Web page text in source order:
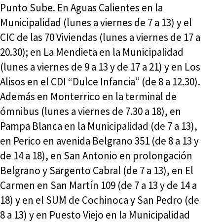
Punto Sube. En Aguas Calientes en la
Municipalidad (lunes a viernes de 7 a 13) y el
CIC de las 70 Viviendas (lunes a viernes de 17 a
20.30); en La Mendieta en la Municipalidad
(lunes a viernes de 9 a 13 y de 17 a 21) y en Los
Alisos en el CDI “Dulce Infancia” (de 8 a 12.30).
Además en Monterrico en la terminal de
ómnibus (lunes a viernes de 7.30 a 18), en
Pampa Blanca en la Municipalidad (de 7 a 13),
en Perico en avenida Belgrano 351 (de 8 a 13 y
de 14 a 18), en San Antonio en prolongación
Belgrano y Sargento Cabral (de 7 a 13), en El
Carmen en San Martín 109 (de 7 a 13 y de 14 a
18) y en el SUM de Cochinoca y San Pedro (de
8 a 13) y en Puesto Viejo en la Municipalidad